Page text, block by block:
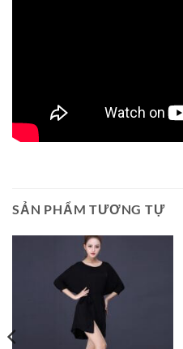
SẢN PHẨM TƯƠNG TỰ